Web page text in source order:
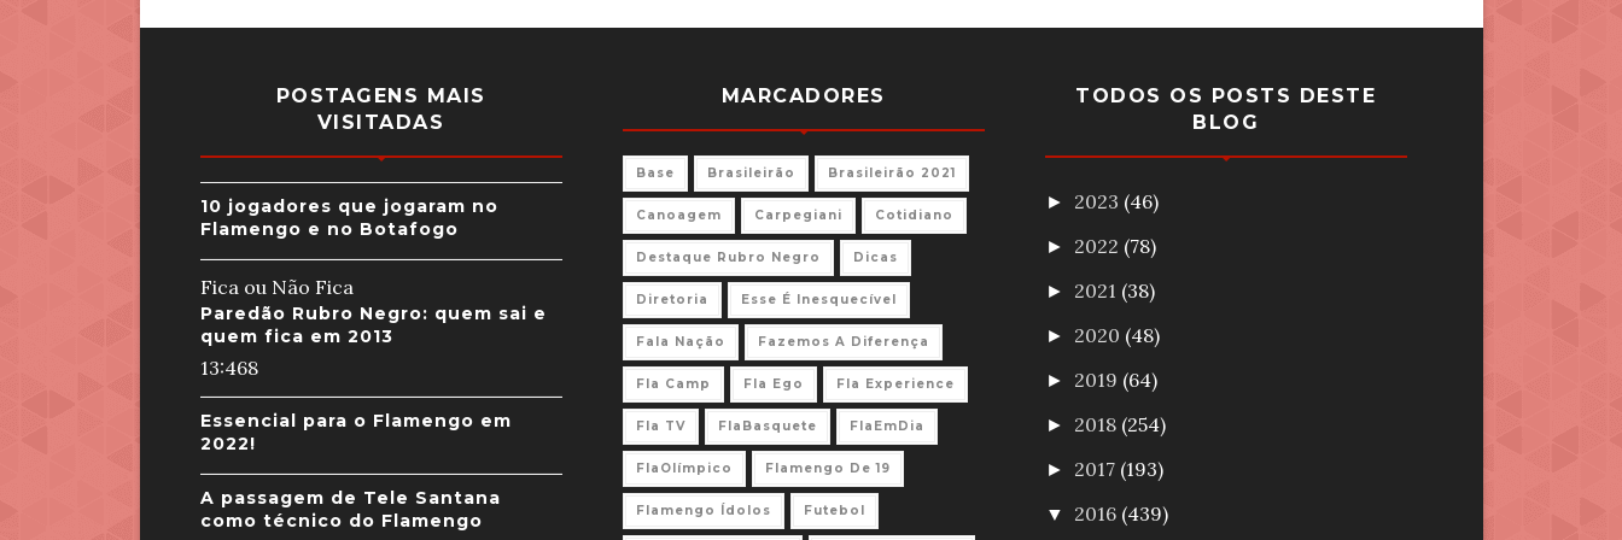
POSTAGENS MAIS
VISITADAS
10 jogadores que jogaram no
Flamengo e no Botafogo
Fica ou Não Fica
Paredão Rubro Negro: quem sai e
quem fica em 2013
13:468
Essencial para o Flamengo em
2022!
A passagem de Tele Santana
como técnico do Flamengo
MARCADORES
Base Brasileirão Brasileirão 2021
Canoagem Carpegiani Cotidiano
Destaque Rubro Negro Dicas
Diretoria Esse É Inesquecível
Fala Nação Fazemos A Diferença
Fla Camp Fla Ego Fla Experience
Fla TV FlaBasquete FlaEmDia
FlaOlímpico Flamengo De 19
Flamengo Ídolos Futebol
TODOS OS POSTS DESTE
BLOG
► 2023 (46)
► 2022 (78)
► 2021 (38)
► 2020 (48)
► 2019 (64)
► 2018 (254)
► 2017 (193)
▼ 2016 (439)